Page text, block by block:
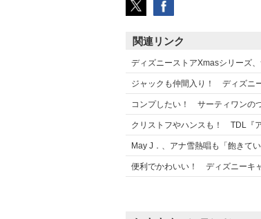
関連リンク
ディズニーストアXmasシリーズ
ジャックも仲間入り！ ディズニ
コンプしたい！ サーティワンの
クリストフやハンスも！ TDL『
May J．、アナ雪熱唱も「飽きて
便利でかわいい！ ディズニーキ